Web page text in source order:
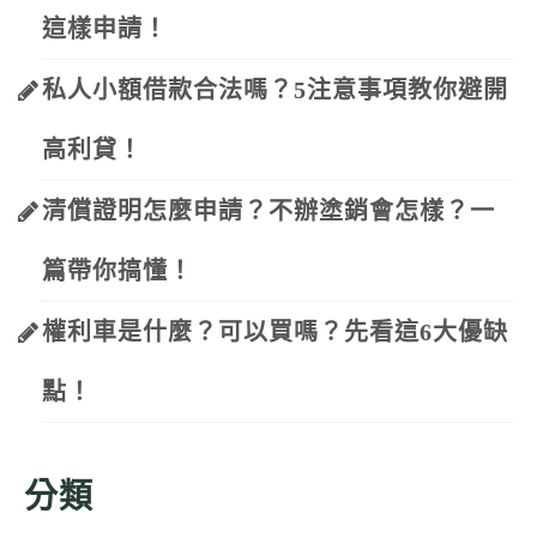
這樣申請！
私人小額借款合法嗎？5注意事項教你避開
高利貸！
清償證明怎麼申請？不辦塗銷會怎樣？一
篇帶你搞懂！
權利車是什麼？可以買嗎？先看這6大優缺
點！
分類